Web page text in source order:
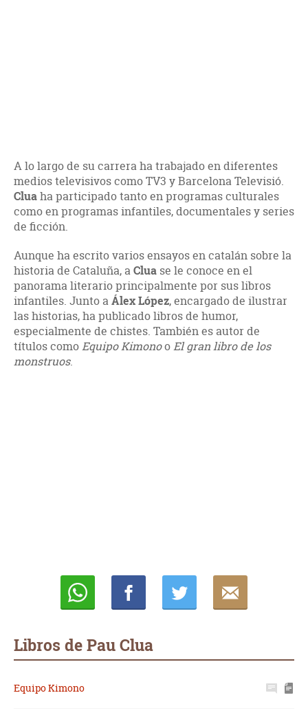
A lo largo de su carrera ha trabajado en diferentes
medios televisivos como TV3 y Barcelona Televisió.
Cluaha participado tanto en programas culturales
como en programas infantiles, documentales y series
de ficción.
Aunque ha escrito varios ensayos en catalán sobre la
historia de Cataluña, aClua se le conoce en el
panorama literario principalmente por sus libros
infantiles. Junto aÁlex López, encargado de ilustrar
las historias, ha publicado libros de humor,
especialmente de chistes. También es autor de
títulos comoEquipo KimonooEl gran libro de los
monstruos.
Libros de Pau Clua
Equipo Kimono